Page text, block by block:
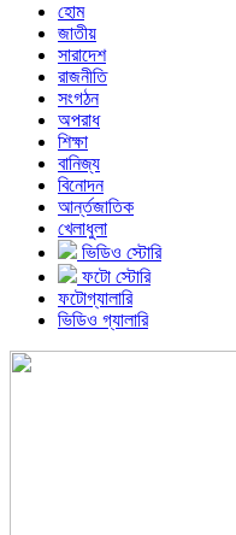
হোম
জাতীয়
সারাদেশ
রাজনীতি
সংগঠন
অপরাধ
শিক্ষা
বানিজ্য
বিনোদন
আর্ন্তজাতিক
খেলাধুলা
ভিডিও স্টোরি
ফটো স্টোরি
ফটোগ্যালারি
ভিডিও গ্যালারি